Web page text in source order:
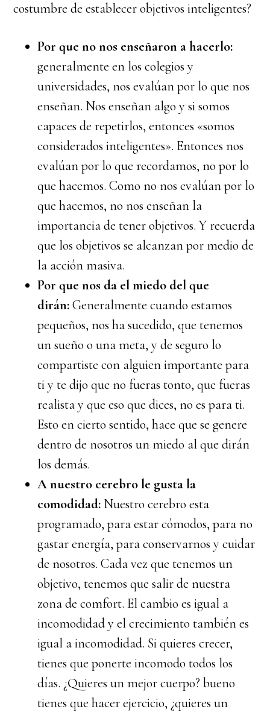
costumbre de establecer objetivos inteligentes?
Por que no nos enseñaron a hacerlo:
generalmente en los colegios y
universidades, nos evalúan por lo que nos
enseñan. Nos enseñan algo y si somos
capaces de repetirlos, entonces «somos
considerados inteligentes». Entonces nos
evalúan por lo que recordamos, no por lo
que hacemos. Como no nos evalúan por lo
que hacemos, no nos enseñan la
importancia de tener objetivos. Y recuerda
que los objetivos se alcanzan por medio de
la acción masiva.
Por que nos da el miedo del que
dirán:Generalmente cuando estamos
pequeños, nos ha sucedido, que tenemos
un sueño o una meta, y de seguro lo
compartiste con alguien importante para
ti y te dijo que no fueras tonto, que fueras
realista y que eso que dices, no es para ti.
Esto en cierto sentido, hace que se genere
dentro de nosotros un miedo al que dirán
los demás.
A nuestro cerebro le gusta la
comodidad: Nuestro cerebro esta
programado, para estar cómodos, para no
gastar energía, para conservarnos y cuidar
de nosotros. Cada vez que tenemos un
objetivo, tenemos que salir de nuestra
zona de comfort. El cambio es igual a
incomodidad y el crecimiento también es
igual a incomodidad. Si quieres crecer,
tienes que ponerte incomodo todos los
días. ¿Quieres un mejor cuerpo? bueno
tienes que hacer ejercicio, ¿quieres un